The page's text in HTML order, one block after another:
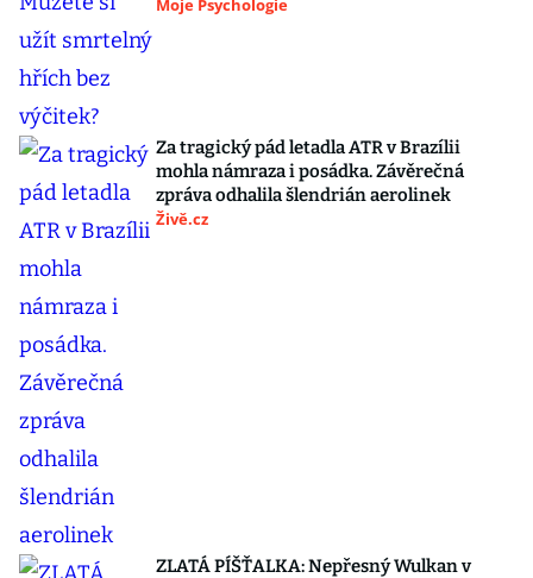
Moje Psychologie
Za tragický pád letadla ATR v Brazílii
mohla námraza i posádka. Závěrečná
zpráva odhalila šlendrián aerolinek
Živě.cz
ZLATÁ PÍŠŤALKA: Nepřesný Wulkan v